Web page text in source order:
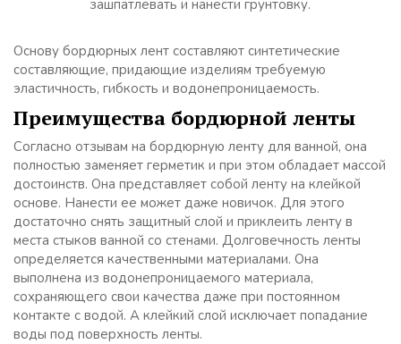
зашпатлевать и нанести грунтовку.
Основу бордюрных лент составляют синтетические
составляющие, придающие изделиям требуемую
эластичность, гибкость и водонепроницаемость.
Преимущества бордюрной ленты
Согласно отзывам на бордюрную ленту для ванной, она
полностью заменяет герметик и при этом обладает массой
достоинств. Она представляет собой ленту на клейкой
основе. Нанести ее может даже новичок. Для этого
достаточно снять защитный слой и приклеить ленту в
места стыков ванной со стенами. Долговечность ленты
определяется качественными материалами. Она
выполнена из водонепроницаемого материала,
сохраняющего свои качества даже при постоянном
контакте с водой. А клейкий слой исключает попадание
воды под поверхность ленты.